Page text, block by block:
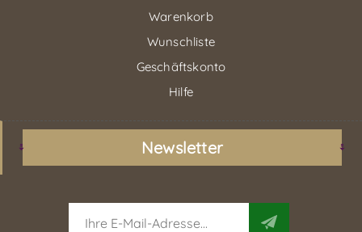
Warenkorb
Wunschliste
Geschäftskonto
Hilfe
Newsletter